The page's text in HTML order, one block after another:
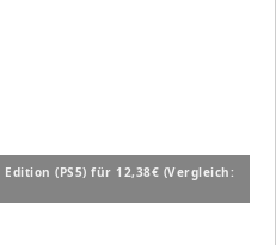
(PS5) für 12,38€ (Vergleich: